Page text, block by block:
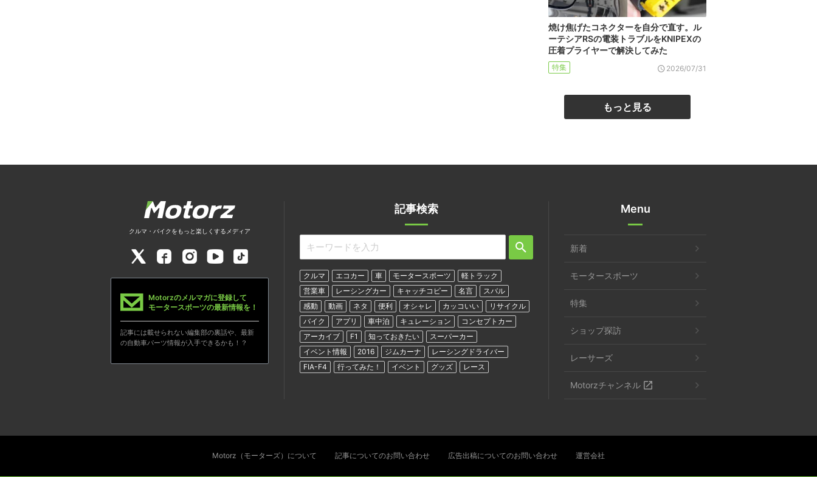
焼け焦げたコネクターを自分で直す。ル
ーテシアRSの電装トラブルをKNIPEXの
圧着プライヤーで解決してみた
特集 2026/07/31
もっと見る
記事検索
クルマ エコカー 車 モータースポーツ
軽トラック
営業車
レーシングカー キャッチコピー 名言
スバル
感動
動画 ネタ 便利 オシャレ カッコいい
リサイクル
バイク
アプリ 車中泊 キュレーション
コンセプトカー
アーカイブ
F1 知っておきたい
スーパーカー
イベント情報
2016 ジムカーナ
レーシングドライバー
FIA-F4
行ってみた！ イベント グッズ レース
クルマ・バイクをもっと楽しくするメディア
Motorzのメルマガに登録して
モータースポーツの最新情報を！
記事には載せられない編集部の裏話や、最新
の自動車パーツ情報が入手できるかも！？
Menu
新着
モータースポーツ
特集
ショップ探訪
レーサーズ
Motorzチャンネル
Motorz（モーターズ）について 記事についてのお問い合わせ 広告出稿についてのお問い合わせ 運営会社